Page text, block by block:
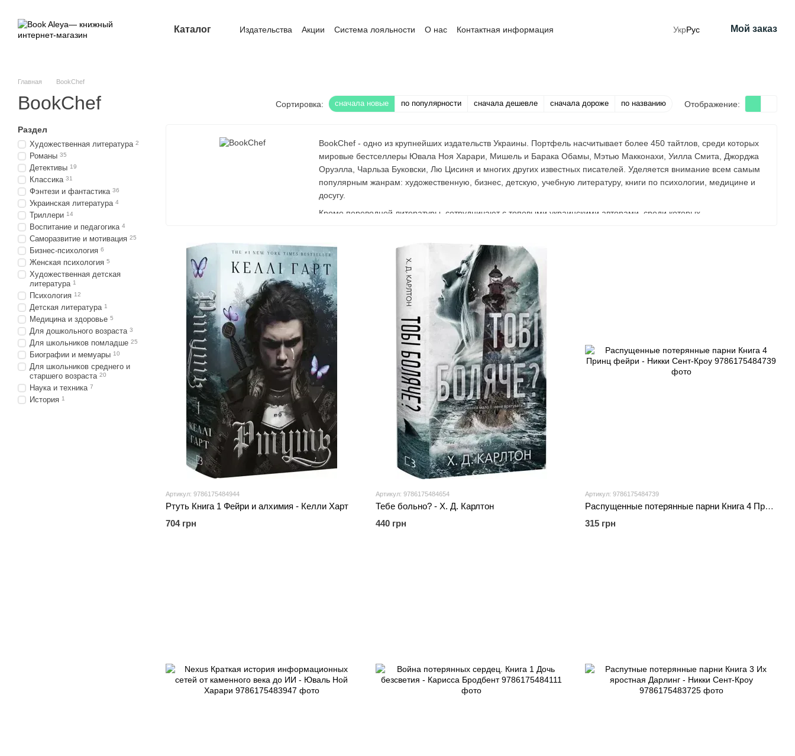
Каталог Издательства Акции Система лояльности О нас
Контактная информация
УкрРус Мой заказ
Главная BookChef
BookChef Сортировка: сначала новые по популярности сначала дешевле сначала дороже по названию Отображение:
BookChef - одно из крупнейших издательств Украины. Портфель насчитывает более 450 тайтлов, среди которых
мировые бестселлеры Ювала Ноя Харари, Мишель и Барака Обамы, Мэтью Макконахи, Уилла Смита, Джорджа
Оруэлла, Чарльза Буковски, Лю Цисиня и многих других известных писателей. Уделяется внимание всем самым
популярным жанрам: художественную, бизнес, детскую, учебную литературу, книги по психологии, медицине и
досугу.
Кроме переводной литературы, сотрудничают с топовыми украинскими авторами, среди которых
Артикул: 9786175484944
Ртуть Книга 1 Фейри и алхимия - Келли Харт
704 грн
Артикул: 9786175484654
Тебе больно? - Х. Д. Карлтон
440 грн
Артикул: 9786175484739
Распущенные потерянные парни Книга 4 Принц фейри - Никки Сент-Кроу
315 грн
Раздел
Художественная литература 2
Романы 35
Детективы 19
Классика 31
Фэнтези и фантастика 36
Украинская литература 4
Триллери 14
Воспитание и педагогика 4
Саморазвитие и мотивация 25
Бизнес-психология 6
Женская психология 5
Художественная детская
литература 1
Психология 12
Детская литература 1
Медицина и здоровье 5
Для дошкольного возраста 3
Для школьников помладше 25
Биографии и мемуары 10
Для школьников среднего и
старшего возраста 20
Наука и техника 7
История 1